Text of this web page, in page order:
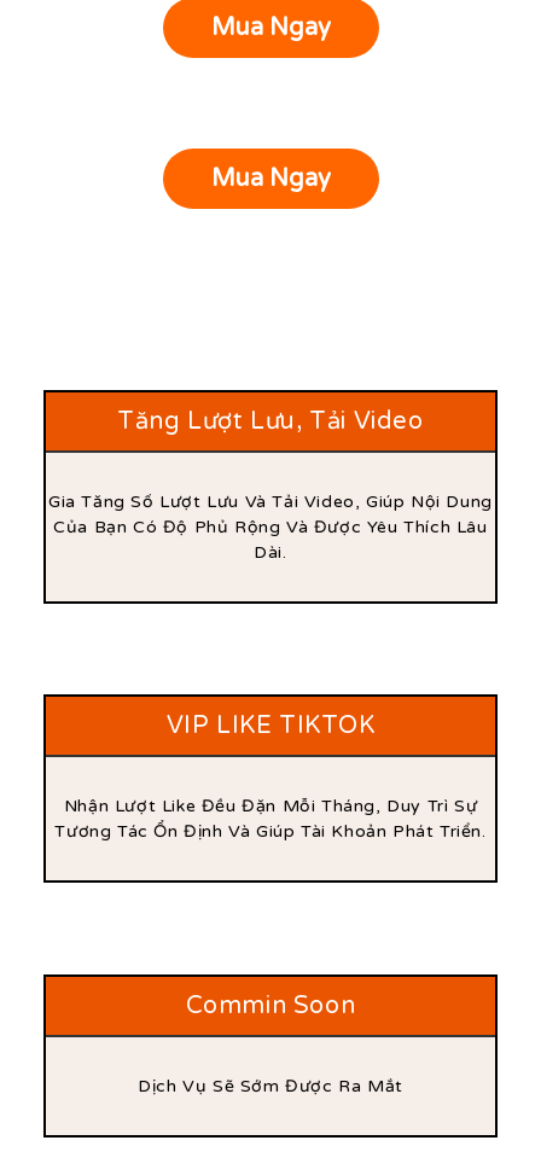
Mua Ngay
Mua Ngay
Tăng Lượt Lưu, Tải Video
Gia Tăng Số Lượt Lưu Và Tải Video, Giúp Nội Dung
Của Bạn Có Độ Phủ Rộng Và Được Yêu Thích Lâu
Dài.
VIP LIKE TIKTOK
Nhận Lượt Like Đều Đặn Mỗi Tháng, Duy Trì Sự
Tương Tác Ổn Định Và Giúp Tài Khoản Phát Triển.
Commin Soon
Dịch Vụ Sẽ Sớm Được Ra Mắt